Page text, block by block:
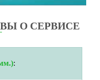
О СЕРВИСЕ
: